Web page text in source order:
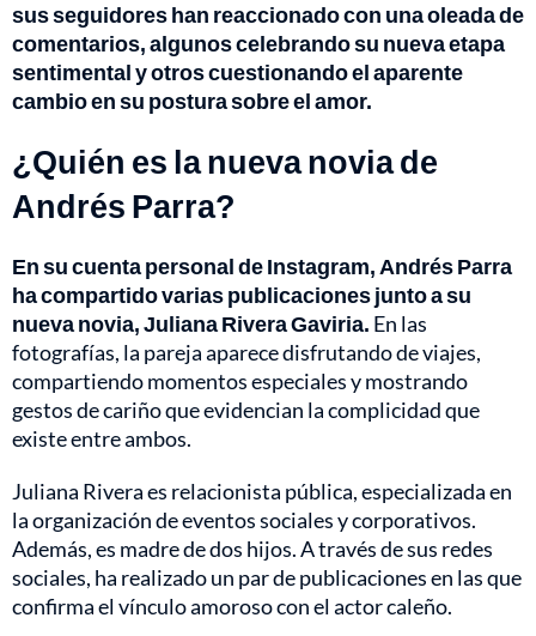
sus seguidores han reaccionado con una oleada de
comentarios, algunos celebrando su nueva etapa
sentimental y otros cuestionando el aparente
cambio en su postura sobre el amor.
¿Quién es la nueva novia de
Andrés Parra?
En su cuenta personal de Instagram, Andrés Parra
ha compartido varias publicaciones junto a su
nueva novia, Juliana Rivera Gaviria. En las
fotografías, la pareja aparece disfrutando de viajes,
compartiendo momentos especiales y mostrando
gestos de cariño que evidencian la complicidad que
existe entre ambos.
Juliana Rivera es relacionista pública, especializada en
la organización de eventos sociales y corporativos.
Además, es madre de dos hijos. A través de sus redes
sociales, ha realizado un par de publicaciones en las que
confirma el vínculo amoroso con el actor caleño.